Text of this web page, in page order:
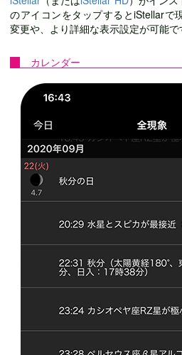
のアイコンをタップするとiStellarで
変更や、より詳細な表示設定が可能で
カレンダー